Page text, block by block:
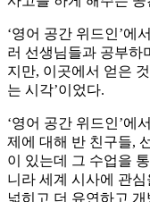
‘영어 공간 위드인’에
러 선생님들과 공부하
지만, 이곳에서 얻은
는 시각’이었다.
‘영어 공간 위드인’에
제에 대해 반 친구들,
이 있는데 그 수업을
니라 세계 시사에 관
넓히고 더 유연하고